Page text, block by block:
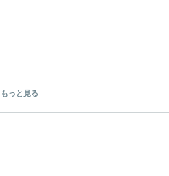
もっと見る